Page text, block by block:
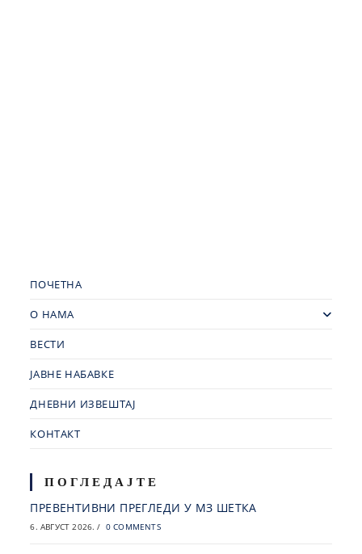
ПОЧЕТНА
О НАМА
ВЕСТИ
ЈАВНЕ НАБАВКЕ
ДНЕВНИ ИЗВЕШТАЈ
КОНТАКТ
ПОГЛЕДАЈТЕ
ПРЕВЕНТИВНИ ПРЕГЛЕДИ У МЗ ШЕТКА
6. АВГУСТ 2026. / 0 COMMENTS